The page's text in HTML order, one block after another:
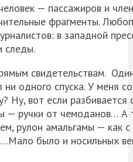
— пассажиров и
фрагменты.
в западной
следы.
свидетельствам.
ни одного спуска. У меня
Ну, вот если
— ручки от чемоданов… А
рулон амальгамы — как
было и носильных